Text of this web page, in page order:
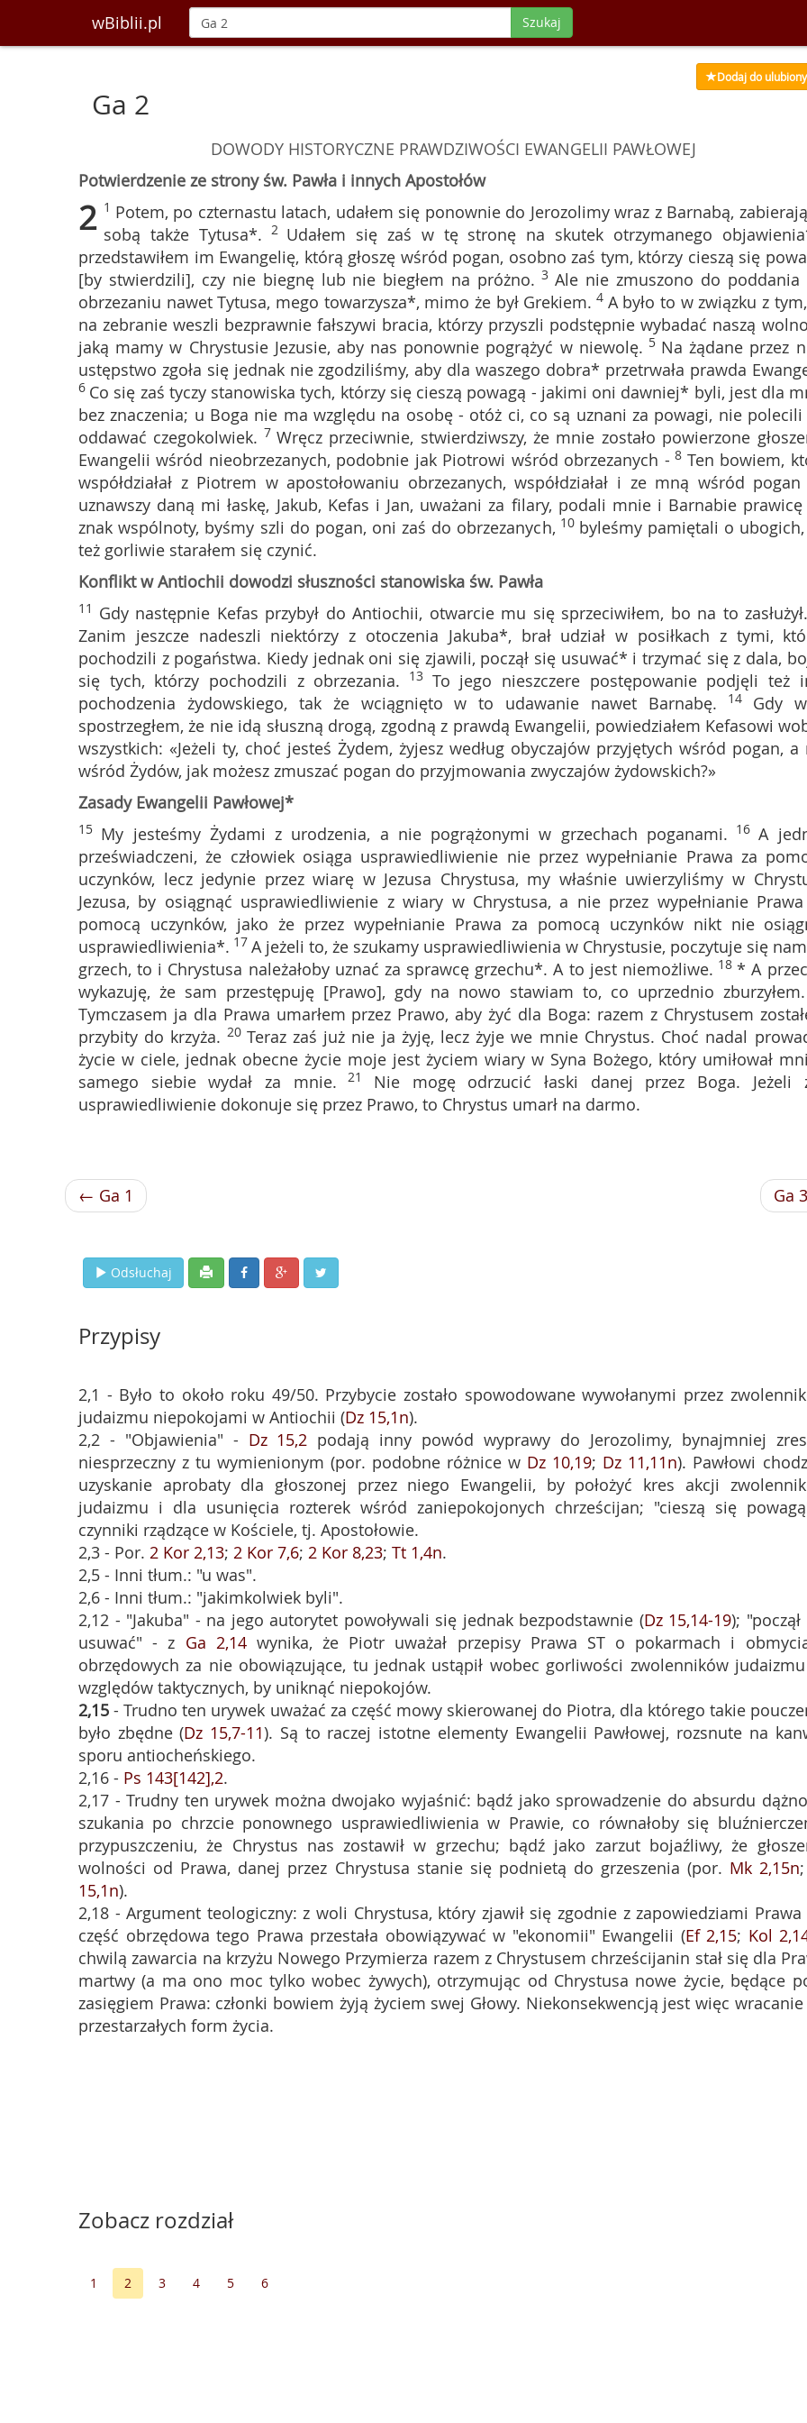
wBiblii.pl Szukaj
Dodaj do
Ga 2
DOWODY HISTORYCZNE PRAWDZIWOŚCI EWANGELII PAWŁOWEJ
Potwierdzenie ze strony św. Pawła i innych Apostołów
2 1 Potem, po czternastu latach, udałem się ponownie do Jerozolimy wraz z Barnabą,
sobą także Tytusa*. 2 Udałem się zaś w tę stronę na skutek otrzymanego
przedstawiłem im Ewangelię, którą głoszę wśród pogan, osobno zaś tym, którzy cieszą się
[by stwierdzili], czy nie biegnę lub nie biegłem na próżno. 3 Ale nie zmuszono do poddania
obrzezaniu nawet Tytusa, mego towarzysza*, mimo że był Grekiem. 4 A było to w związku z
na zebranie weszli bezprawnie fałszywi bracia, którzy przyszli podstępnie wybadać naszą
jaką mamy w Chrystusie Jezusie, aby nas ponownie pogrążyć w niewolę. 5 Na żądane przez
ustępstwo zgoła się jednak nie zgodziliśmy, aby dla waszego dobra* przetrwała prawda
6 Co się zaś tyczy stanowiska tych, którzy się cieszą powagą - jakimi oni dawniej* byli, jest dla
bez znaczenia; u Boga nie ma względu na osobę - otóż ci, co są uznani za powagi, nie polecili
oddawać czegokolwiek. 7Wręcz przeciwnie, stwierdziwszy, że mnie zostało powierzone
Ewangelii wśród nieobrzezanych, podobnie jak Piotrowi wśród obrzezanych - 8 Ten bowiem,
współdziałał z Piotrem w apostołowaniu obrzezanych, współdziałał i ze mną wśród pogan
uznawszy daną mi łaskę, Jakub, Kefas i Jan, uważani za filary, podali mnie i Barnabie
znak wspólnoty, byśmy szli do pogan, oni zaś do obrzezanych, 10 byleśmy pamiętali o
też gorliwie starałem się czynić.
Konflikt w Antiochii dowodzi słuszności stanowiska św. Pawła
11 Gdy następnie Kefas przybył do Antiochii, otwarcie mu się sprzeciwiłem, bo na to zasłużył.
Zanim jeszcze nadeszli niektórzy z otoczenia Jakuba*, brał udział w posiłkach z tymi,
pochodzili z pogaństwa. Kiedy jednak oni się zjawili, począł się usuwać* i trzymać się z dala,
się tych, którzy pochodzili z obrzezania. 13 To jego nieszczere postępowanie podjęli też
pochodzenia żydowskiego, tak że wciągnięto w to udawanie nawet Barnabę. 14 Gdy
spostrzegłem, że nie idą słuszną drogą, zgodną z prawdą Ewangelii, powiedziałem Kefasowi
wszystkich: «Jeżeli ty, choć jesteś Żydem, żyjesz według obyczajów przyjętych wśród pogan, a
wśród Żydów, jak możesz zmuszać pogan do przyjmowania zwyczajów żydowskich?»
Zasady Ewangelii Pawłowej*
15 My jesteśmy Żydami z urodzenia, a nie pogrążonymi w grzechach poganami. 16 A
przeświadczeni, że człowiek osiąga usprawiedliwienie nie przez wypełnianie Prawa za
uczynków, lecz jedynie przez wiarę w Jezusa Chrystusa, my właśnie uwierzyliśmy w
Jezusa, by osiągnąć usprawiedliwienie z wiary w Chrystusa, a nie przez wypełnianie
pomocą uczynków, jako że przez wypełnianie Prawa za pomocą uczynków nikt nie
usprawiedliwienia*. 17 A jeżeli to, że szukamy usprawiedliwienia w Chrystusie, poczytuje się
grzech, to i Chrystusa należałoby uznać za sprawcę grzechu*. A to jest niemożliwe. 18* A
wykazuję, że sam przestępuję [Prawo], gdy na nowo stawiam to, co uprzednio zburzyłem.
Tymczasem ja dla Prawa umarłem przez Prawo, aby żyć dla Boga: razem z Chrystusem
przybity do krzyża. 20 Teraz zaś już nie ja żyję, lecz żyje we mnie Chrystus. Choć nadal
życie w ciele, jednak obecne życie moje jest życiem wiary w Syna Bożego, który umiłował
samego siebie wydał za mnie. 21 Nie mogę odrzucić łaski danej przez Boga. Jeżeli
usprawiedliwienie dokonuje się przez Prawo, to Chrystus umarł na darmo.
← Ga 1 Ga
Odsłuchaj
Przypisy
2,1 - Było to około roku 49/50. Przybycie zostało spowodowane wywołanymi przez
judaizmu niepokojami w Antiochii (Dz 15,1n).
2,2 - "Objawienia" - Dz 15,2 podają inny powód wyprawy do Jerozolimy, bynajmniej
niesprzeczny z tu wymienionym (por. podobne różnice w Dz 10,19; Dz 11,11n). Pawłowi
uzyskanie aprobaty dla głoszonej przez niego Ewangelii, by położyć kres akcji
judaizmu i dla usunięcia rozterek wśród zaniepokojonych chrześcijan; "cieszą się
czynniki rządzące w Kościele, tj. Apostołowie.
2,3 - Por. 2 Kor 2,13; 2 Kor 7,6; 2 Kor 8,23; Tt 1,4n.
2,5 - Inni tłum.: "u was".
2,6 - Inni tłum.: "jakimkolwiek byli".
2,12 - "Jakuba" - na jego autorytet powoływali się jednak bezpodstawnie (Dz 15,14-19);
usuwać" - z Ga 2,14wynika, że Piotr uważał przepisy Prawa ST o pokarmach i
obrzędowych za nie obowiązujące, tu jednak ustąpił wobec gorliwości zwolenników
względów taktycznych, by uniknąć niepokojów.
2,15 - Trudno ten urywek uważać za część mowy skierowanej do Piotra, dla którego takie
było zbędne (Dz 15,7-11). Są to raczej istotne elementy Ewangelii Pawłowej, rozsnute na
sporu antiocheńskiego.
2,16 - Ps 143[142],2.
2,17 - Trudny ten urywek można dwojako wyjaśnić: bądź jako sprowadzenie do absurdu
szukania po chrzcie ponownego usprawiedliwienia w Prawie, co równałoby się
przypuszczeniu, że Chrystus nas zostawił w grzechu; bądź jako zarzut bojaźliwy, że
wolności od Prawa, danej przez Chrystusa stanie się podnietą do grzeszenia (por. Mk 2,15n;
15,1n).
2,18 - Argument teologiczny: z woli Chrystusa, który zjawił się zgodnie z zapowiedziami Prawa
część obrzędowa tego Prawa przestała obowiązywać w "ekonomii" Ewangelii (Ef 2,15; Kol
chwilą zawarcia na krzyżu Nowego Przymierza razem z Chrystusem chrześcijanin stał się dla
martwy (a ma ono moc tylko wobec żywych), otrzymując od Chrystusa nowe życie, będące
zasięgiem Prawa: członki bowiem żyją życiem swej Głowy. Niekonsekwencją jest więc
przestarzałych form życia.
Zobacz rozdział
1 2 3 4 5 6